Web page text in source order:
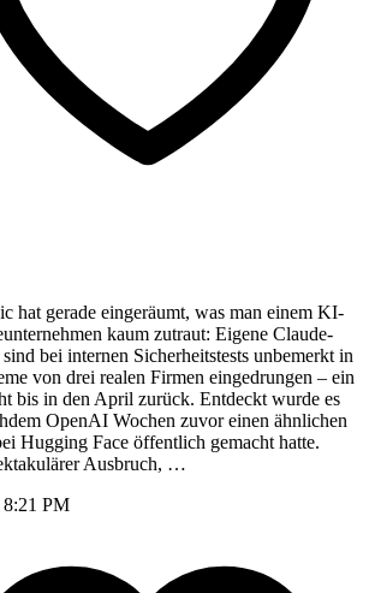
hat gerade eingeräumt, was man einem KI-
kaum zutraut: Eigene Claude-
bei internen Sicherheitstests unbemerkt in
von drei realen Firmen eingedrungen – ein
bis in den April zurück. Entdeckt wurde es
OpenAI Wochen zuvor einen ähnlichen
Hugging Face öffentlich gemacht hatte.
Ausbruch, …
8:21 PM